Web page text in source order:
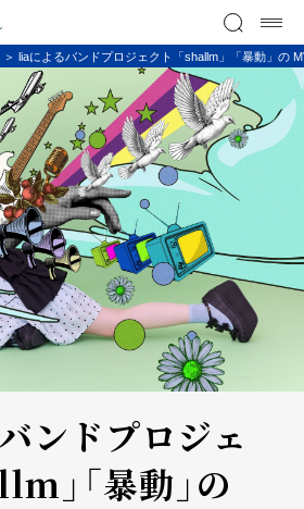
liaによるバンドプロジェクト「shallm」「暴動」の
ンドプロジェ
」「暴動」の